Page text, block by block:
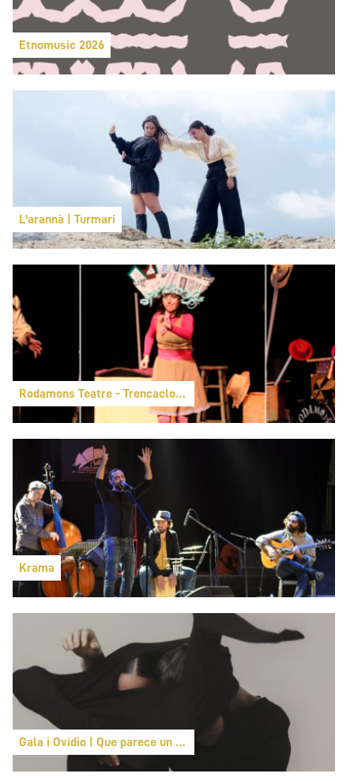
Etnomusic 2026
L'arannà | Turmarí
Rodamons Teatre - Trencaclosques
Krama
Gala i Ovidio | Que parece un principio